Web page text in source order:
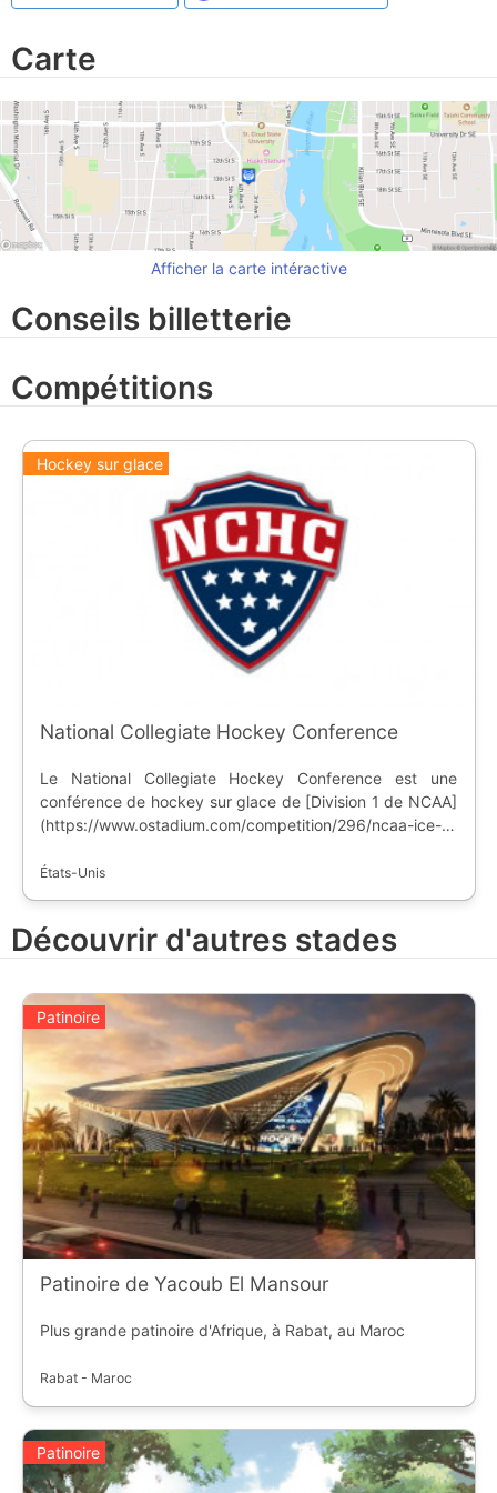
Carte
Afficher la carte intéractive
Conseils billetterie
Compétitions
Hockey sur glace
National Collegiate Hockey Conference
Le National Collegiate Hockey Conference est une
conférence de hockey sur glace de [Division 1 de NCAA]
(https://www.ostadium.com/competition/296/ncaa-ice-
Etats-Unis. Inaugurée en 2011, la conférence réunit 8
États-Unis
Découvrir d'autres stades
Patinoire
Patinoire de Yacoub El Mansour
Plus grande patinoire d'Afrique, à Rabat, au Maroc
Rabat - Maroc
Patinoire